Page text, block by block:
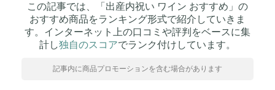
この記事では、「出産内祝い ワイン おすすめ」の
おすすめ商品をランキング形式で紹介していきま
す。インターネット上の口コミや評判をベースに集
計し独自のスコアでランク付けしています。
記事内に商品プロモーションを含む場合があります